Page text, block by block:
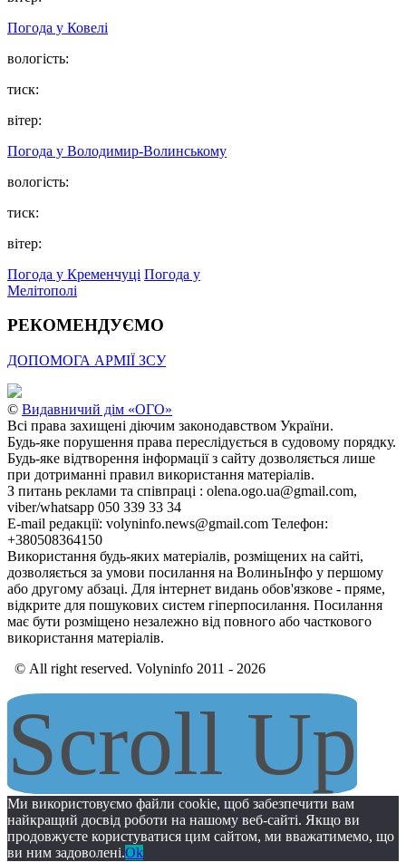
Погода у Ковелі
вологість:
тиск:
вітер:
Погода у Володимир-Волинському
вологість:
тиск:
вітер:
Погода у Кременчуці Погода у
Мелітополі
РЕКОМЕНДУЄМО
ДОПОМОГА АРМІЇ ЗСУ
© Видавничий дім «ОГО»
Всі права захищені діючим законодавством України.
Будь-яке порушення права переслідується в судовому порядку.
Будь-яке відтворення інформації з сайту дозволяється лише
при дотриманні правил використання матеріалів.
З питань реклами та співпраці : olena.ogo.ua@gmail.com,
viber/whatsapp 050 339 33 34
E-mail редакції: volyninfo.news@gmail.com Телефон:
+380508364150
Використання будь-яких матеріалів, розміщених на сайті,
дозволяється за умови посилання на ВолиньІнфо у першому
або другому абзаці. Для інтернет видань обов'язкове - пряме,
відкрите для пошукових систем гіперпосилання. Посилання
має бути розміщено незалежно від повного або часткового
використання матеріалів.
© All right reserved. Volyninfo 2011 - 2026
Scroll Up
Ми використовуємо файли cookie, щоб забезпечити вам
найкращий досвід роботи на нашому веб-сайті. Якщо ви
продовжуєте користуватися цим сайтом, ми вважатимемо, що
ви ним задоволені.Ok